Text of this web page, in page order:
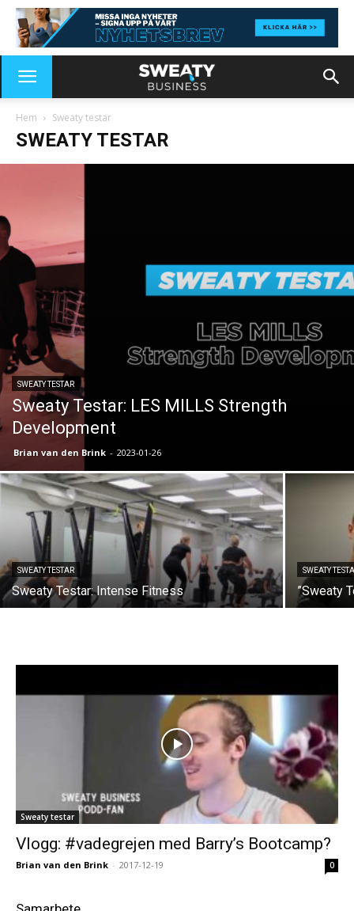
Hem Sweaty testar
SWEATY TESTAR
SWEATY TESTAR
Sweaty Testar: LES MILLS Strength
Development
Brian van den Brink - 2023-01-26
SWEATY TESTAR
Sweaty Testar: Intense Fitness
SWEATY
”Sweaty
Sweaty testar
Vlogg: #vadegrejen med Barry’s Bootcamp?
Brian van den Brink - 2017-12-19 0